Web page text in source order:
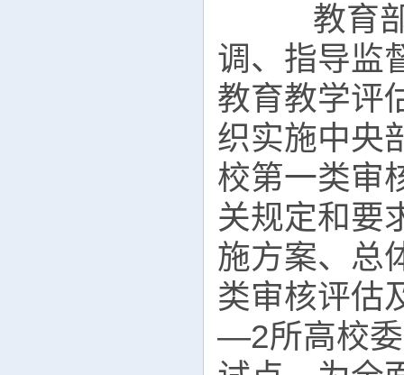
教育部
调、指导监
教育教学评
织实施中央
校第一类审
关规定和要
施方案、总
类审核评估
—2所高校委